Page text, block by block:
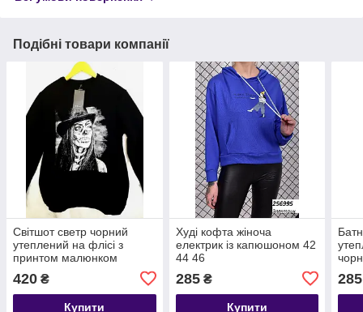
Подібні товари компанії
Світшот светр чорний
утеплений на флісі з
принтом малюнком
420 ₴
Купити
Худі кофта жіноча
електрик із капюшоном 42
44 46
285₴
Купити
285